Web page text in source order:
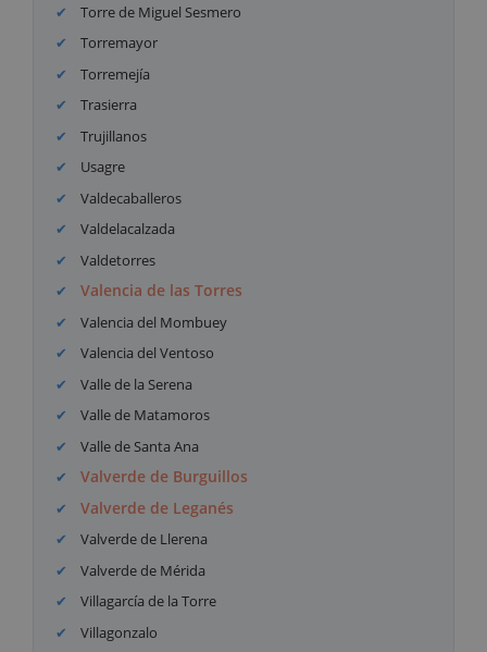
Torre de Miguel Sesmero
Torremayor
Torremejía
Trasierra
Trujillanos
Usagre
Valdecaballeros
Valdelacalzada
Valdetorres
Valencia de las Torres
Valencia del Mombuey
Valencia del Ventoso
Valle de la Serena
Valle de Matamoros
Valle de Santa Ana
Valverde de Burguillos
Valverde de Leganés
Valverde de Llerena
Valverde de Mérida
Villagarcía de la Torre
Villagonzalo